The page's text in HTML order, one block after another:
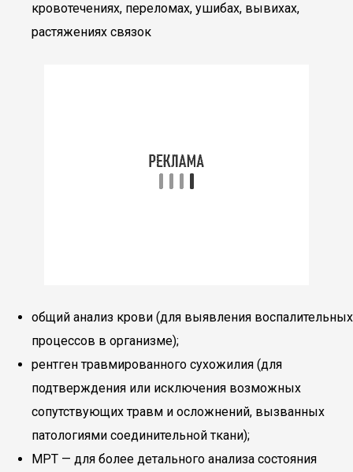
кровотечениях, переломах, ушибах, вывихах,
растяжениях связок
общий анализ крови (для выявления воспалительных
процессов в организме);
рентген травмированного сухожилия (для
подтверждения или исключения возможных
сопутствующих травм и осложнений, вызванных
патологиями соединительной ткани);
МРТ — для более детального анализа состояния